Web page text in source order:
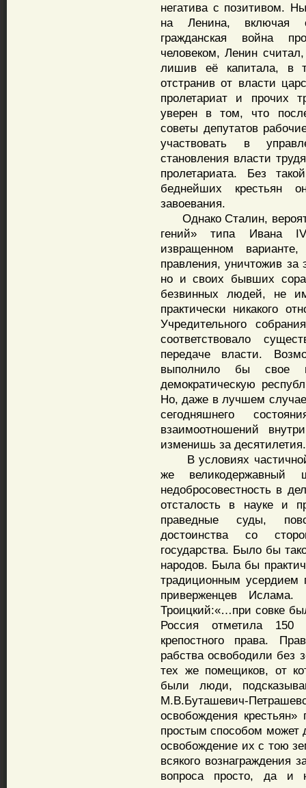
негатива с позитивом.
на Ленина, включая
гражданская война
человеком, Ленин
лишив её капитала, в
отстранив от власти
пролетариат и прочих
уверен в том, что
советы депутатов
участвовать в
становления власти
пролетариата. Без
беднейших крестьян
завоевания.
Однако Сталин,
гений» типа Ивана
извращенном
правления, уничтожив за
но и своих бывших
безвинных людей, не
практически никакого
Учредительного
соответствовало
передаче власти.
выполнило бы свое
демократическую
Но, даже в лучшем
сегодняшнего
взаимоотношений
изменишь за десятилетия.
В условиях частичной
же
недобросовестность в
отсталость в науке и
праведные суды,
достоинства со
государства. Было бы
народов. Была бы
традиционным усердием
приверженцев
Троицкий:«…при совке
Россия отметила 150
крепостного права.
рабства освободили
тех же помещиков, от
были люди,
М.В.Буташевич-
освобождения
простым способом может
освобождение их с тою
всякого вознаграждения
вопроса просто, да и